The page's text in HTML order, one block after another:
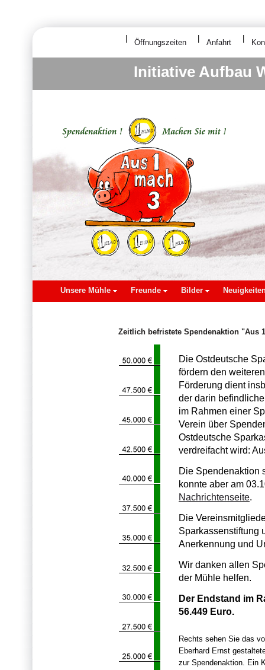
Anfahrt
Öffnungszeiten
Initiative Aufbau
Unsere Mühle Freunde Bilder
Zeitlich befristete Spendenaktion "Aus
Die Ostdeutsche
fördern den
Förderung dient
der darin
im Rahmen einer
Verein über
Ostdeutsche
verdreifacht wird:
Die Spendenaktion
konnte aber am
Nachrichtenseite
Die
Sparkassenstiftung
Anerkennung und
Wir danken allen
der Mühle helfen.
Der Endstand im
56.449 Euro.
Rechts sehen Sie das
Eberhard Ernst
zur Spendenaktion. Ein